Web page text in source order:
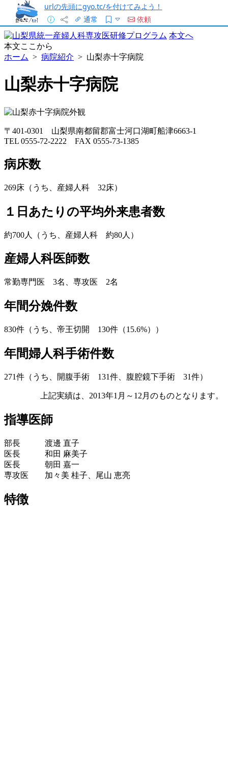
urlの先頭にgyo.tc/を付けてみよう！
通常
依頼